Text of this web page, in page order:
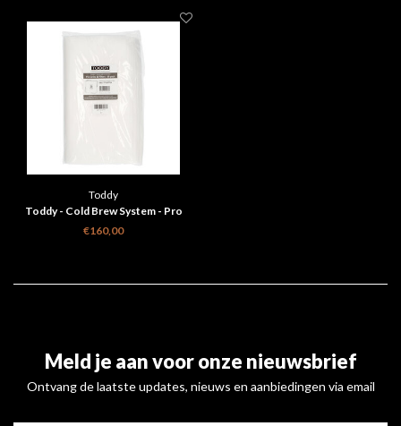
Toddy
Toddy - Cold Brew System - Pro
Series 10 - 50 filters
€160,00
Meld je aan voor onze nieuwsbrief
Ontvang de laatste updates, nieuws en aanbiedingen via email